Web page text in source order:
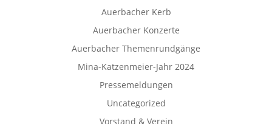
Auerbacher Kerb
Auerbacher Konzerte
Auerbacher Themenrundgänge
Mina-Katzenmeier-Jahr 2024
Pressemeldungen
Uncategorized
Vorstand & Verein